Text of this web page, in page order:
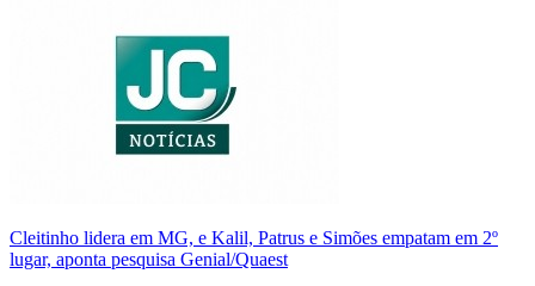
Cleitinho lidera em MG, e Kalil, Patrus e Simões empatam em 2º
lugar, aponta pesquisa Genial/Quaest